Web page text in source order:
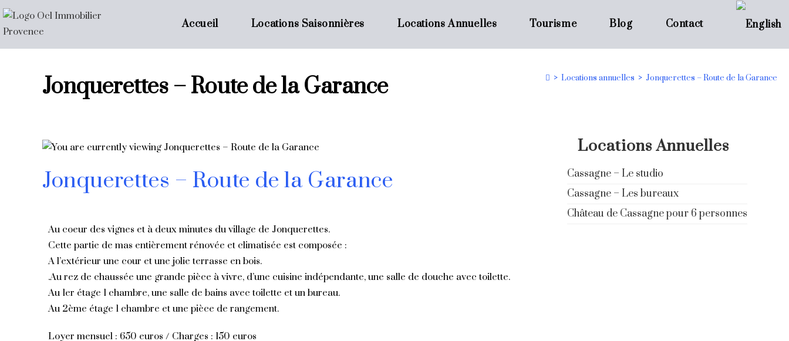
Accueil Locations Saisonnières Locations Annuelles Tourisme Blog Contact
Jonquerettes – Route de la Garance > Locations annuelles > Jonquerettes – Route de la Garance
Jonquerettes – Route de la Garance
Au coeur des vignes et à deux minutes du village de Jonquerettes.
Cette partie de mas entièrement rénovée et climatisée est composée :
A l’extérieur une cour et une jolie terrasse en bois.
.Au rez de chaussée une grande pièce à vivre, d’une cuisine indépendante, une salle de douche avec toilette.
Au 1er étage 1 chambre, une salle de bains avec toilette et un bureau.
Au 2ème étage 1 chambre et une pièce de rangement.
Loyer mensuel : 650 euros / Charges : 150 euros
Locations Annuelles
Cassagne – Le studio
Cassagne – Les bureaux
Château de Cassagne pour 6 personnes